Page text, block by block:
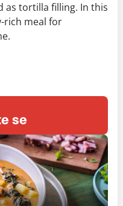
as tortilla filling. In this
rich meal for
se